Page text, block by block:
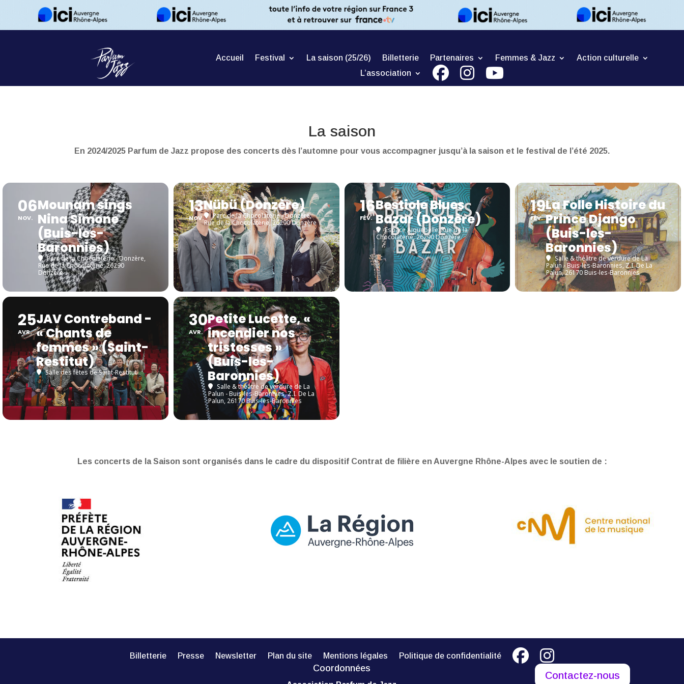
Accueil Festival La saison (25/26) Billetterie Partenaires Femmes & Jazz
Action culturelle
L’association
La saison
En 2024/2025 Parfum de Jazz propose des concerts dès l’automne pour vous accompagner jusqu’à la saison et le festival de l’été 2025.
06
NOV.
Mounam sings
Nina Simone
(Buis-les-
Baronnies)
Parc de la Chocolaterie - Donzère,
Rue de la Chocolaterie, 26290
Donzère
13
NOV.
Nübü (Donzère)
Parc de la Chocolaterie - Donzère,
Rue de la Chocolaterie, 26290 Donzère
16
FÉV.
Bestiole Blues
Bazar (Donzère)
Espace Aiguebelle, Rue de la
Chocolaterie, 26290 Donzère
19
FÉV.
La Folle Histoire du
Prince Django
(Buis-les-
Baronnies)
Salle & théâtre de verdure de La
Palun - Buis-les-Baronnies, Z.I. De La
Palun, 26170 Buis-les-Baronnies
25
AVR.
JAV Contreband -
« Chants de
femmes » (Saint-
Restitut)
Salle des fêtes de Saint-Restitut
30
AVR.
Petite Lucette, «
incendier nos
tristesses »
(Buis-les-
Baronnies)
Salle & théâtre de verdure de La
Palun - Buis-les-Baronnies, Z.I. De La
Palun, 26170 Buis-les-Baronnies
Les concerts de la Saison sont organisés dans le cadre du dispositif Contrat de filière en Auvergne Rhône-Alpes avec le soutien de :
Billetterie Presse Newsletter Plan du site Mentions légales Politique de confidentialité
Coordonnées
Contactez-nous